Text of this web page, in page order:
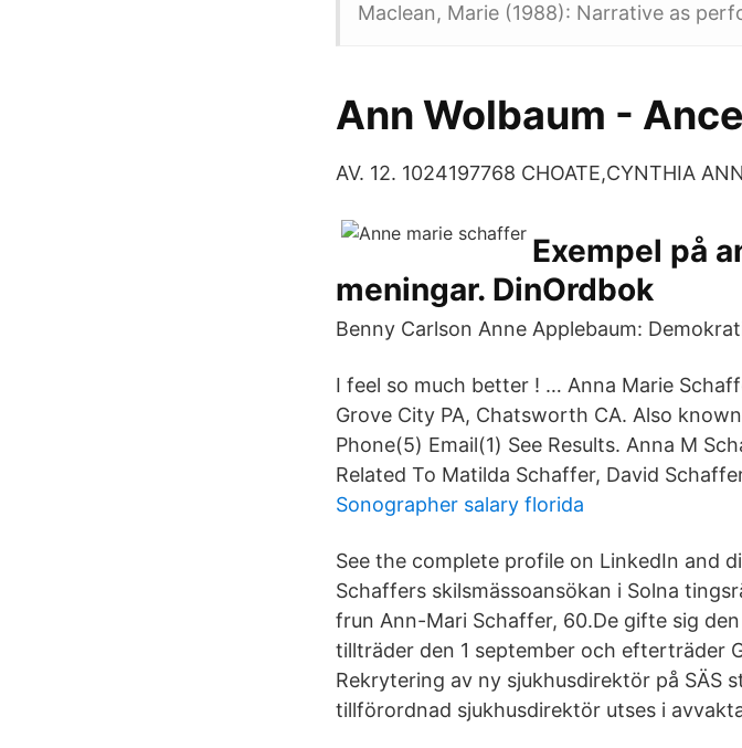
Maclean, Marie (1988): Narrative as
Ann Wolbaum -
AV. 12. 1024197768 CHOATE,CYNTHIA
Exempel på
meningar. DinOrdbok
Benny Carlson Anne Applebaum:
I feel so much better ! … Anna Marie
Grove City PA, Chatsworth CA. Also
Phone(5) Email(1) See Results. Anna M
Related To Matilda Schaffer, David
Sonographer salary florida
See the complete profile on LinkedIn and
Schaffers skilsmässo­ansökan i Solna
frun Ann-Mari Schaffer, 60.De gifte sig
tillträder den 1 september och efterträder
Rekrytering av ny sjukhusdirektör på SÄS
tillförordnad sjukhusdirektör utses i